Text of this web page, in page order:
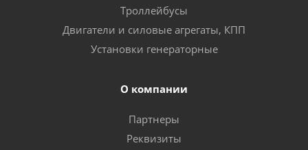
Троллейбусы
Двигатели и силовые агрегаты, КПП
Установки генераторные
О компании
Партнеры
Реквизиты